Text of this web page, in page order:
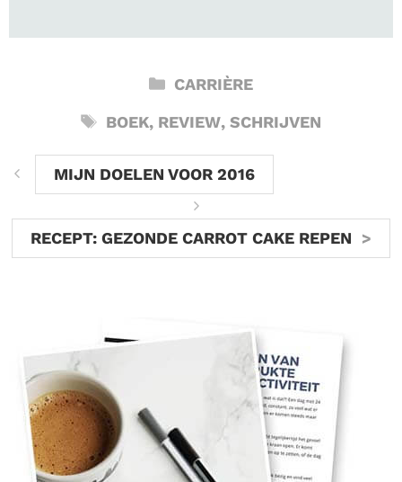
CATEGORIEËN
CARRIÈRE
TAGS
BOEK, REVIEW,SCHRIJVEN
MIJN DOELEN VOOR 2016
RECEPT: GEZONDE CARROT CAKE REPEN